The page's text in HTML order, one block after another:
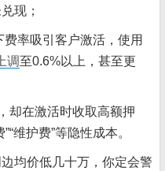
现；
率吸引客户激活，使用
调至0.6%以上，甚至更
却在激活时收取高额押
维护费”等隐性成本。
均价低几十万，你定会警